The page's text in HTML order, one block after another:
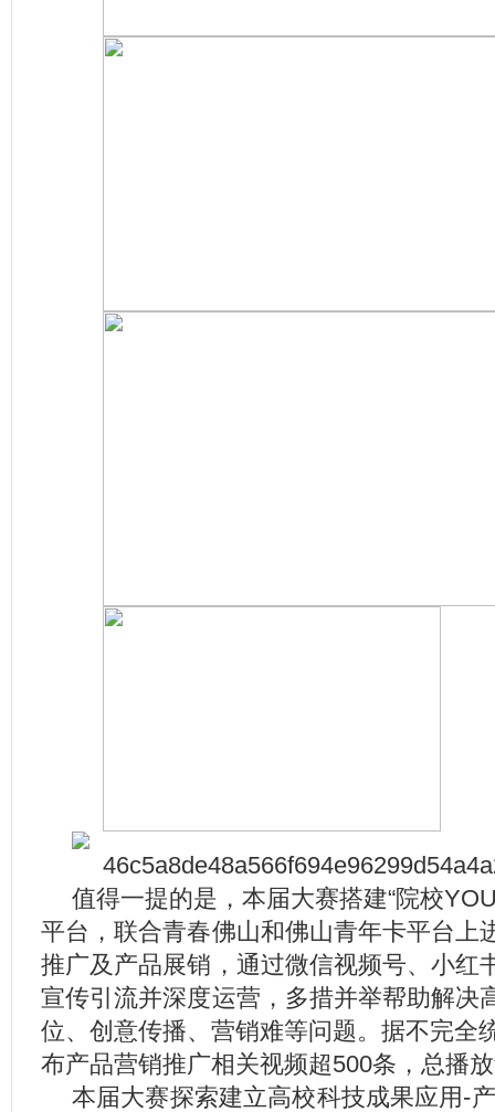
值得一提的是，本届大赛搭建“院校
平台，联合青春佛山和佛山青年卡平台上
推广及产品展销，通过微信视频号、小红
宣传引流并深度运营，多措并举帮助解决
位、创意传播、营销难等问题。据不完全
布产品营销推广相关视频超500条，总播
本届大赛探索建立高校科技成果应用-